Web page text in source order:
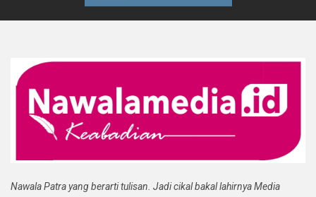
Nawala Patra yang berarti tulisan. Jadi cikal bakal lahirnya Media